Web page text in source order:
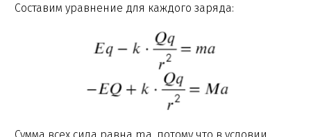
Составим уравнение для каждого заряда: